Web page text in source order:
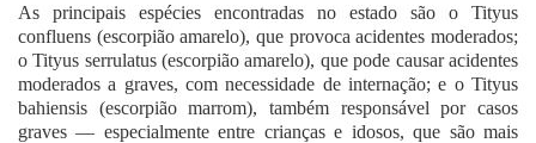
As principais espécies encontradas no estado são o Tityus
confluens (escorpião amarelo), que provoca acidentes moderados;
o Tityus serrulatus (escorpião amarelo), que pode causar acidentes
moderados a graves, com necessidade de internação; e o Tityus
bahiensis (escorpião marrom), também responsável por casos
graves — especialmente entre crianças e idosos, que são mais